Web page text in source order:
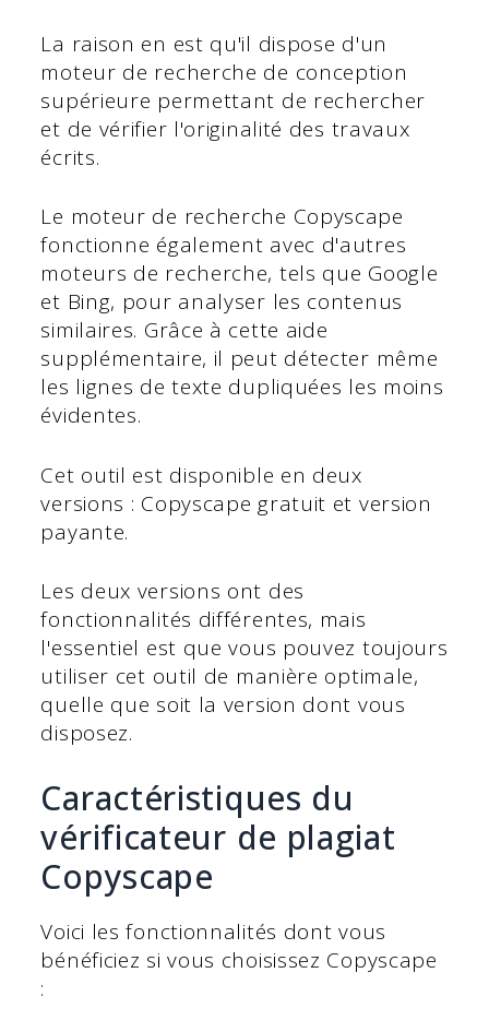
La raison en est qu'il dispose d'un
moteur de recherche de conception
supérieure permettant de rechercher
et de vérifier l'originalité des travaux
écrits.
Le moteur de recherche Copyscape
fonctionne également avec d'autres
moteurs de recherche, tels que Google
et Bing, pour analyser les contenus
similaires. Grâce à cette aide
supplémentaire, il peut détecter même
les lignes de texte dupliquées les moins
évidentes.
Cet outil est disponible en deux
versions : Copyscape gratuit et version
payante.
Les deux versions ont des
fonctionnalités différentes, mais
l'essentiel est que vous pouvez toujours
utiliser cet outil de manière optimale,
quelle que soit la version dont vous
disposez.
Caractéristiques du
vérificateur de plagiat
Copyscape
Voici les fonctionnalités dont vous
bénéficiez si vous choisissez Copyscape
: